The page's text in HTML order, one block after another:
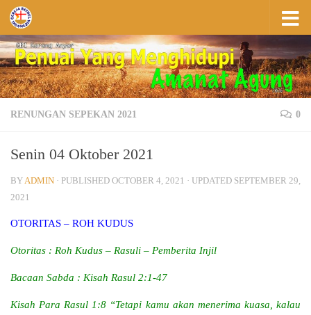
Skip to content
RENUNGAN SEPEKAN 2021 0
Senin 04 Oktober 2021
BYADMIN · PUBLISHED OCTOBER 4, 2021 · UPDATED SEPTEMBER 29,
2021
OTORITAS – ROH KUDUS
Otoritas : Roh Kudus – Rasuli – Pemberita Injil
Bacaan Sabda : Kisah Rasul 2:1-47
Kisah Para Rasul 1:8 “Tetapi kamu akan menerima kuasa, kalau